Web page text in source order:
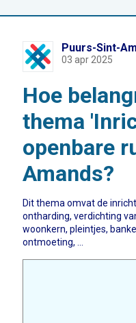
Puurs-Sint-
03 apr 2025
Hoe
thema
openbare
Amands?
Dit thema omvat de
ontharding, verdichting
woonkern, pleintjes,
ontmoeting, ...